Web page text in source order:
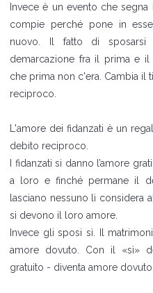
Invece è un evento che
compie perché pone in
nuovo. Il fatto di
demarcazione fra il prima e
che prima non c'era. Cambia il
reciproco.
L'amore dei fidanzati è un
debito reciproco.
I fidanzati si danno l’amore
a loro e finché permane il
lasciano nessuno li considera
si devono il loro amore.
Invece gli sposi sì. Il
amore dovuto. Con il «sì»
gratuito - diventa amore